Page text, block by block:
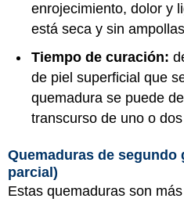
enrojecimiento, dolor y
está seca y sin
Tiempo de curación:
de piel superficial que
quemadura se puede
transcurso de uno o
Quemaduras de segundo
parcial)
Estas quemaduras son